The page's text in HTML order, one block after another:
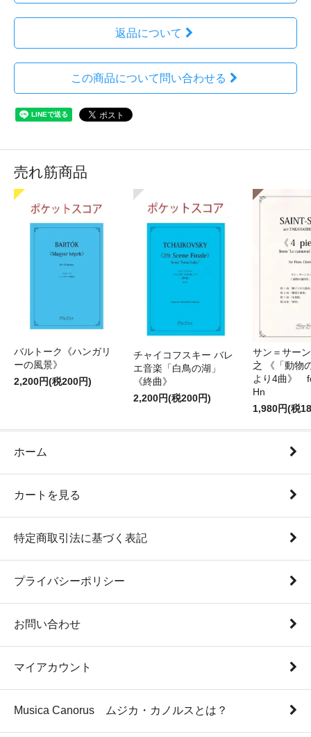
返品について
この商品について問い合わせる
売れ筋商品
バルトーク《ハンガリ
ーの風景》
2,200円(税200円)
チャイコフスキー バレ
エ音楽「白鳥の湖」
《終曲》
2,200円(税200円)
サン＝サー
之 《「動物
より4曲》
Hn
1,980円(税
ホーム
カートを見る
特定商取引法に基づく表記
プライバシーポリシー
お問い合わせ
マイアカウント
Musica Canorus ムジカ・カノルスとは？